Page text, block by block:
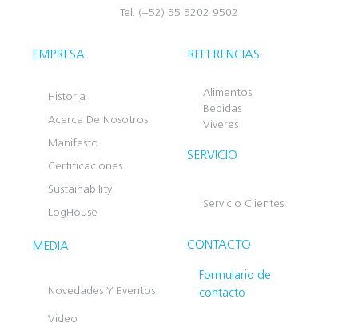
Tel. (+52) 55 5202 9502
EMPRESA
Historia
Acerca De Nosotros
Manifesto
Certificaciones
Sustainability
LogHouse
MEDIA
Novedades Y Eventos
Video
REFERENCIAS
Alimentos
Bebidas
Viveres
SERVICIO
Servicio Clientes
CONTACTO
Formulario de
contacto